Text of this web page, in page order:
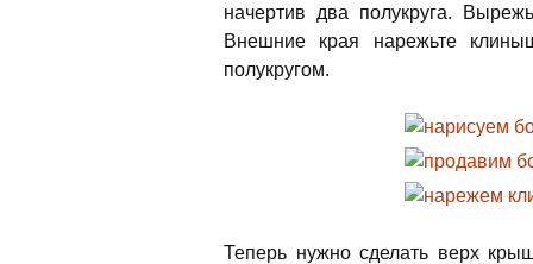
начертив два полукруга.
Внешние края нарежьте
полукругом.
Теперь нужно сделать верх